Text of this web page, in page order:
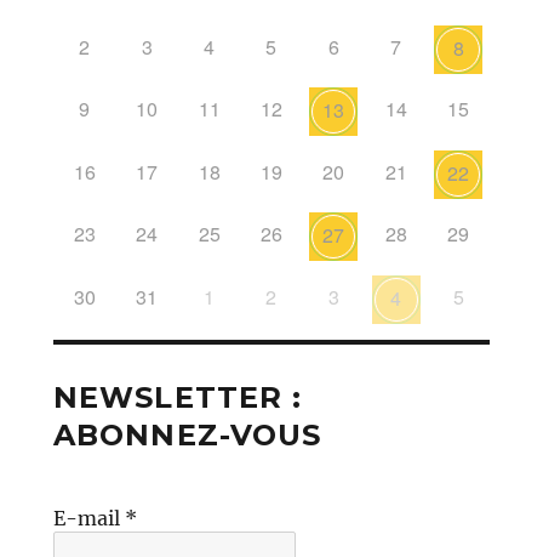
2 3 4 5 6 7 8
9 10 11 12 13 14 15
16 17 18 19 20 21 22
23 24 25 26 27 28 29
30 31 1 2 3 4 5
NEWSLETTER :
ABONNEZ-VOUS
E-mail *